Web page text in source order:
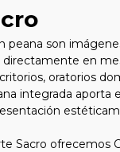
peana son
directamente en
oratorios
integrada aporta
Sacro ofrecemos